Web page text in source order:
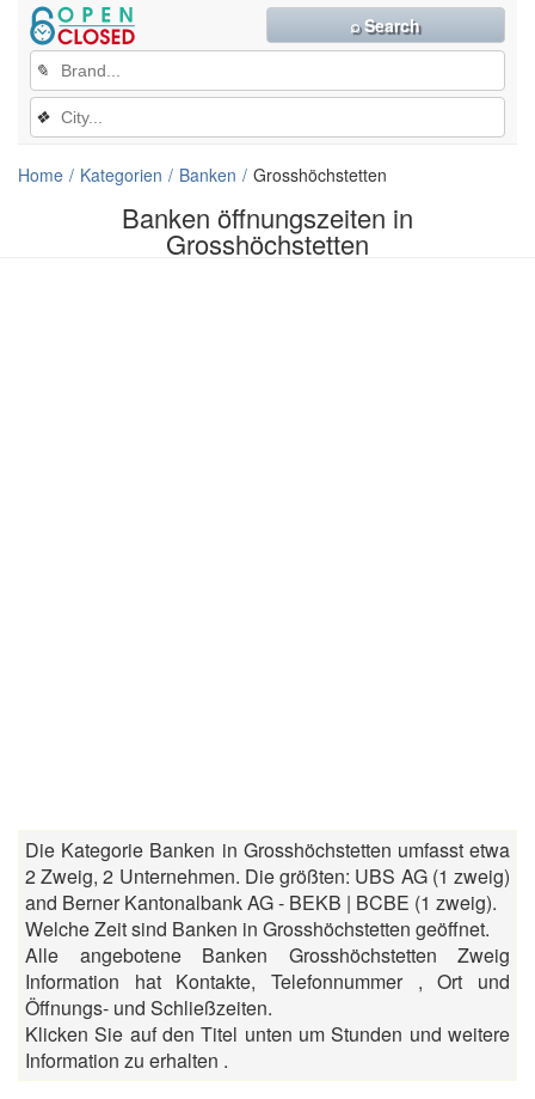
Banken öffnungszeiten in
Grosshöchstetten
✎
❖
⌕ Search
Home Kategorien Banken Grosshöchstetten
Die Kategorie Banken in Grosshöchstetten umfasst etwa
2 Zweig, 2 Unternehmen. Die größten: UBS AG (1 zweig)
and Berner Kantonalbank AG - BEKB | BCBE (1 zweig).
Welche Zeit sind Banken in Grosshöchstetten geöffnet.
Alle angebotene Banken Grosshöchstetten Zweig
Information hat Kontakte, Telefonnummer , Ort und
Öffnungs- und Schließzeiten.
Klicken Sie auf den Titel unten um Stunden und weitere
Information zu erhalten .